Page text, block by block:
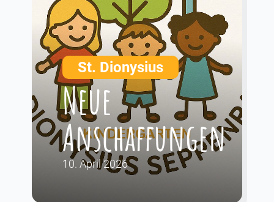
St. Dionysius
Neue
Anschaffungen
10. April 2026